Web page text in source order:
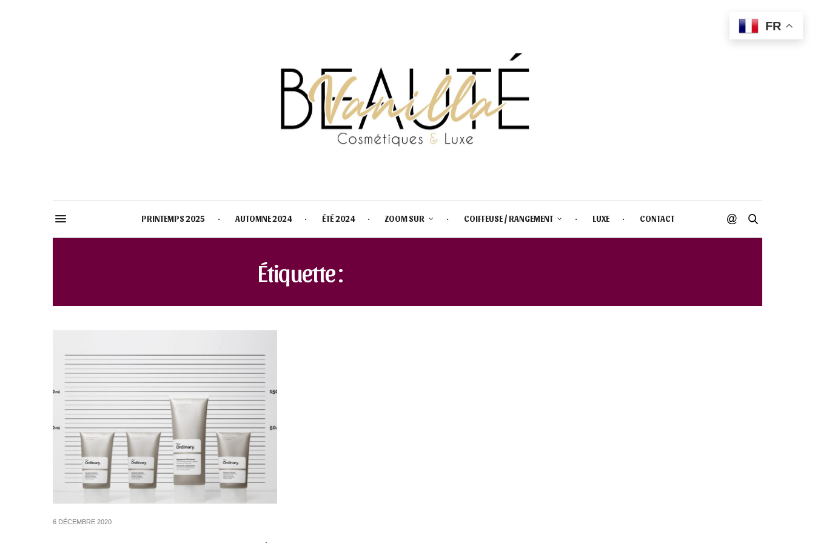
PRINTEMPS 2025 AUTOMNE 2024 ÉTÉ 2024 ZOOM SUR COIFFEUSE / RANGEMENT LUXE CONTACT
Étiquette :
6 DÉCEMBRE 2020
FR